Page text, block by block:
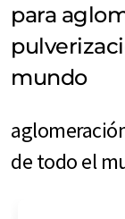
para
mundo
de todo el